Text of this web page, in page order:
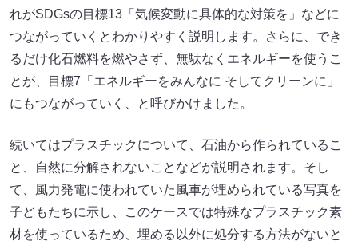
れがSDGsの目標13「気候変動に具体的な対策を」などに
つながっていくとわかりやすく説明します。さらに、でき
るだけ化石燃料を燃やさず、無駄なくエネルギーを使うこ
とが、目標7「エネルギーをみんなに そしてクリーンに」
にもつながっていく、と呼びかけました。
続いてはプラスチックについて、石油から作られているこ
と、自然に分解されないことなどが説明されます。そし
て、風力発電に使われていた風車が埋められている写真を
子どもたちに示し、このケースでは特殊なプラスチック素
材を使っているため、埋める以外に処分する方法がないと